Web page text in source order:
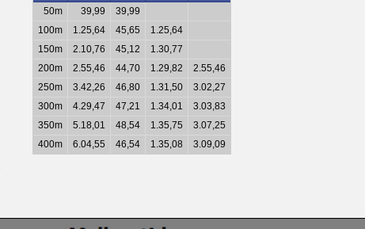
50m
39,99
39,99
100m
1.25,64 45,65
1.25,64
150m
2.10,76 45,12
1.30,77
200m
2.55,46 44,70 1.29,82
2.55,46
250m
3.42,26 46,80 1.31,50
3.02,27
300m
4.29,47 47,21 1.34,01
3.03,83
350m
5.18,01 48,54 1.35,75
3.07,25
400m
6.04,55 46,54 1.35,08 3.09,09